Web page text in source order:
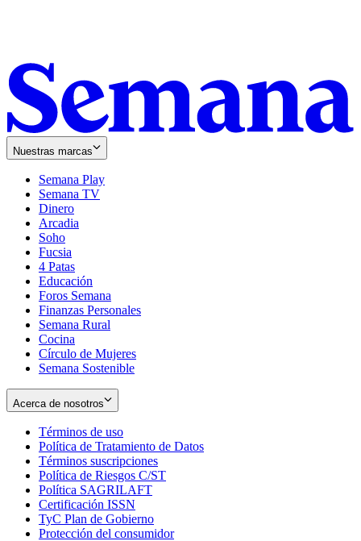
Nuestras marcas
Semana Play
Semana TV
Dinero
Arcadia
Soho
in
new
window
Fucsia
in
new
window
4 Patas
Educación
Foros Semana
Finanzas Personales
Semana Rural
Cocina
Círculo de Mujeres
Semana Sostenible
Acerca de nosotros
Términos de uso
in
new
window
Política de Tratamiento de Datos
Términos suscripciones
in
Política de Riesgos C/ST
Política SAGRILAFT
new
window
Certificación ISSN
in
new
TyC Plan de Gobierno
in
Protección del consumidorOpens